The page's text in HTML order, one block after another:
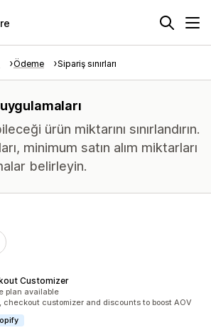
Ödeme Sipariş sınırları
ürün miktarını sınırlandırın.
minimum satın alım miktarları
belirleyin.
Customizer
plan available
checkout customizer and discounts to boost AOV